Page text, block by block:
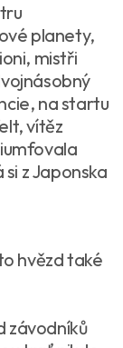
planety,
mistři
na startu
vítěz
z Japonska
hvězd také
závodníků